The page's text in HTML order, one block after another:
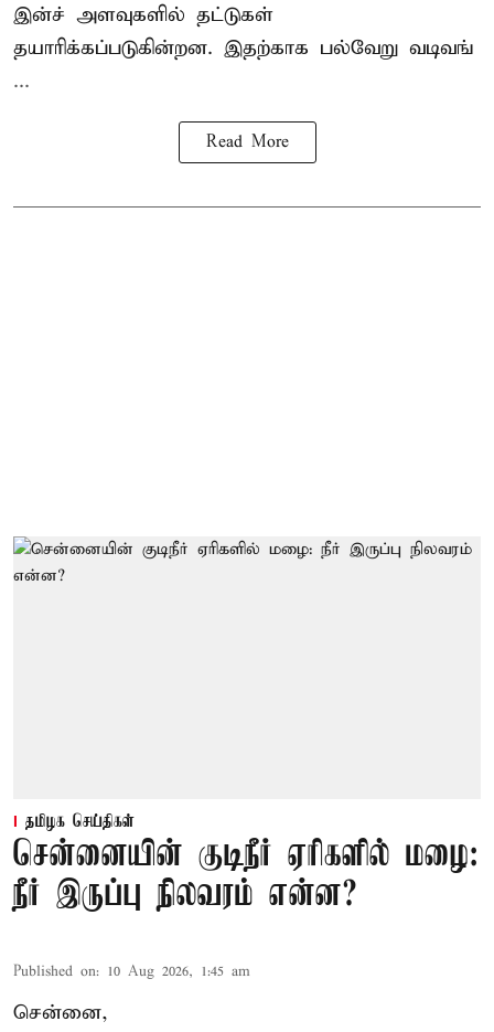
இன்ச் அளவுகளில் தட்டுகள்
தயாரிக்கப்படுகின்றன. இதற்காக பல்வேறு வடிவங்
...
Read More
தமிழக செய்திகள்
சென்னையின் குடிநீர் ஏரிகளில் மழை:
நீர் இருப்பு நிலவரம் என்ன?
Published on: 10 Aug 2026, 1:45 am
சென்னை,